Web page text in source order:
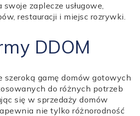
zaplecze usługowe,
restauracji i miejsc rozrywki.
DDOM
szeroką gamę domów gotowych
do różnych potrzeb
się w sprzedaży domów
nie tylko różnorodność